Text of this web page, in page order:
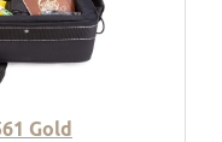
Gold